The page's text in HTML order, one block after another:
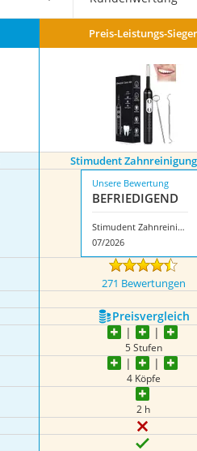
Preis-Leistungs-Sieger
Stimudent
Unsere Bewertung
BEFRIE­DI­GEND
Stimudent Zahnreinigungsset
07/2026
271 Bewertungen
Preis­vergleich
5 Stufen
4 Köpfe
2 h